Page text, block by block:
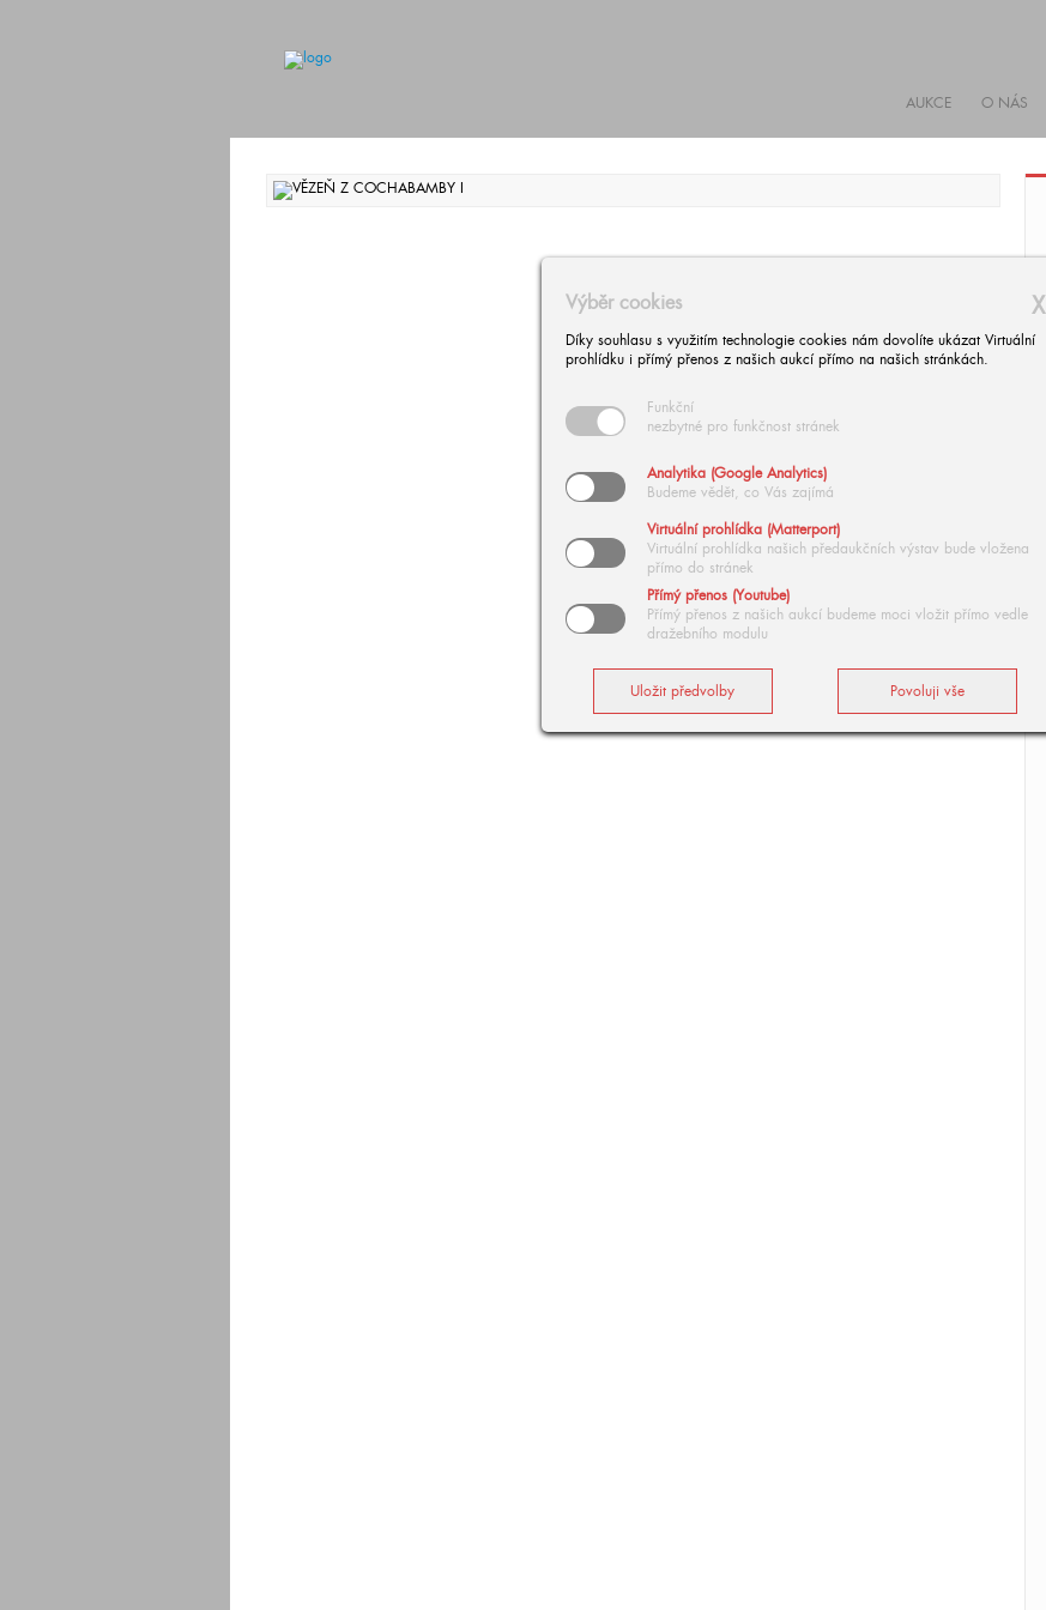
AUKCE O NÁS
X
Výběr cookies
Díky souhlasu s využitím technologie cookies nám dovolíte ukázat Virtuální
prohlídku i přímý přenos z našich aukcí přímo na našich stránkách.
Funkční
nezbytné pro funkčnost stránek
Analytika (Google Analytics)
Budeme vědět, co Vás zajímá
Virtuální prohlídka (Matterport)
Virtuální prohlídka našich předaukčních výstav bude vložena
přímo do stránek
Přímý přenos (Youtube)
Přímý přenos z našich aukcí budeme moci vložit přímo vedle
dražebního modulu